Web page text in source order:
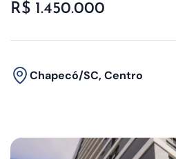
R$ 1.450.000
Chapecó/SC, Centro